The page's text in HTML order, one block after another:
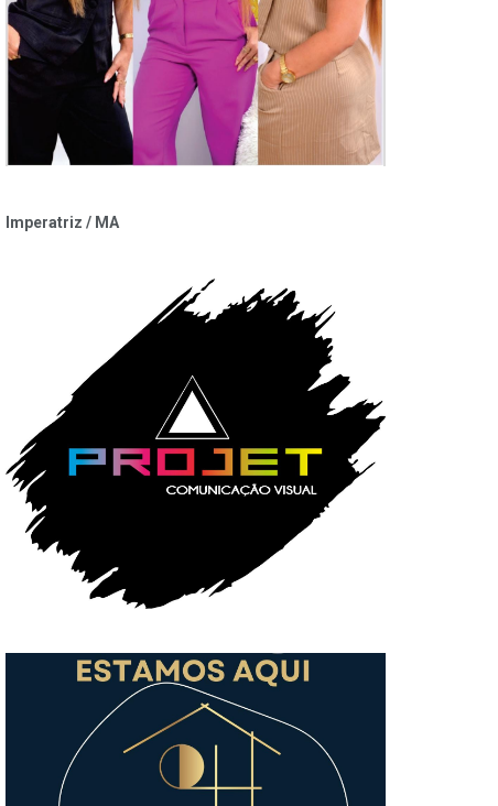
Imperatriz / MA